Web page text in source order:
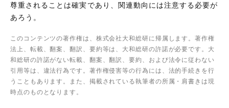
尊重されることは確実であり、関連動向には注意する必要が
あろう。
このコンテンツの著作権は、株式会社大和総研に帰属します。著作権
法上、転載、翻案、翻訳、要約等は、大和総研の許諾が必要です。大
和総研の許諾がない転載、翻案、翻訳、要約、および法令に従わない
引用等は、違法行為です。著作権侵害等の行為には、法的手続きを行
うこともあります。また、掲載されている執筆者の所属・肩書きは現
時点のものとなります。